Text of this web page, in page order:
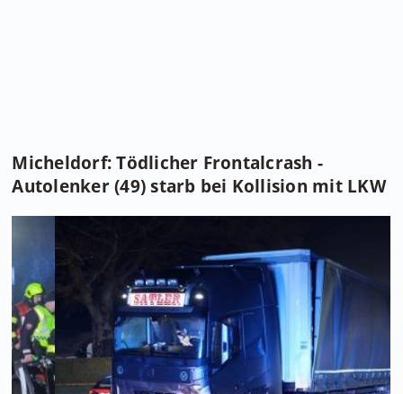
Micheldorf: Tödlicher Frontalcrash -
Autolenker (49) starb bei Kollision mit LKW